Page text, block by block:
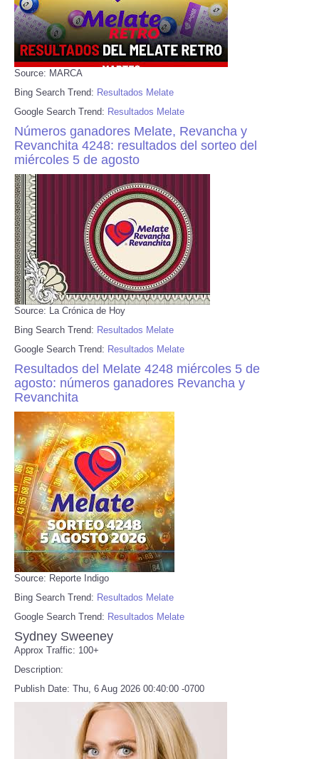
Source: MARCA
Bing Search Trend: Resultados Melate
Google Search Trend: Resultados Melate
Números ganadores Melate, Revancha y
Revanchita 4248: resultados del sorteo del
miércoles 5 de agosto
Source: La Crónica de Hoy
Bing Search Trend: Resultados Melate
Google Search Trend: Resultados Melate
Resultados del Melate 4248 miércoles 5 de
agosto: números ganadores Revancha y
Revanchita
Source: Reporte Indigo
Bing Search Trend: Resultados Melate
Google Search Trend: Resultados Melate
Sydney Sweeney
Approx Traffic: 100+
Description:
Publish Date: Thu, 6 Aug 2026 00:40:00 -0700